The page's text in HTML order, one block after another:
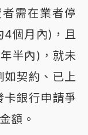
需在業者停
4個月內)，且
半內)，就未
如契約、已上
卡銀行申請爭
額。